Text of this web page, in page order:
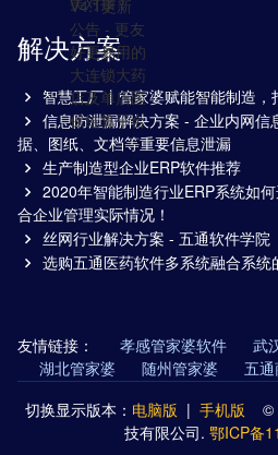
解决方案
智慧工厂丨管家婆赋能智能制造，
信息防泄漏解决方案 - 企业内网信
据、图纸、文档等重要信息泄漏
生产制造型企业ERP软件推荐
2020年智能制造行业ERP系统如
合企业管理实际情况！
丝网行业解决方案 - 五通软件学院
选购五通医药软件多系统融合系统
友情链接： 孝感管家婆软件 武
湖北管家婆
随州管家婆 五
切换显示版本： 电脑版 | 手机版 ©
技有限公司. 鄂ICP备